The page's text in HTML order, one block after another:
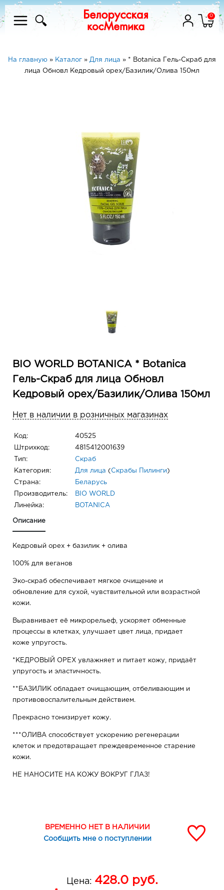
0
На главную » Каталог » Для лица » * Botanica Гель-Скраб для
лица Обновл Кедровый орех/Базилик/Олива 150мл
BIO WORLD BOTANICA * Botanica
Гель-Скраб для лица Обновл
Кедровый орех/Базилик/Олива 150мл
Нет в наличии в розничных магазинах
Код: 40525
Штрихкод: 4815412001639
Тип: Скраб
Категория: Для лица ( Скрабы Пилинги )
Страна: Беларусь
Производитель: BIO WORLD
Линейка: BOTANICA
Описание
Кедровый орех + базилик + олива
100% для веганов
Эко-скраб обеспечивает мягкое очищение и
обновление для сухой, чувствительной или возрастной
кожи.
Выравнивает её микрорельеф, ускоряет обменные
процессы в клетках, улучшает цвет лица, придает
коже упругость.
*КЕДРОВЫЙ ОРЕХ увлажняет и питает кожу, придаёт
упругость и эластичность.
**БАЗИЛИК обладает очищающим, отбеливающим и
противовоспалительным действием.
Прекрасно тонизирует кожу.
***ОЛИВА способствует ускорению регенерации
клеток и предотвращает преждевременное старение
кожи.
НЕ НАНОСИТЕ НА КОЖУ ВОКРУГ ГЛАЗ!
Состав: Aqua, Glycerin, Pumice,Cedrus, *Ocimum
Basilicum (Basil) Leaf Extract, ***Olea Europaea (Olive)
Ethylhexylglycerin, Tocopherol, Sodium Benzoate,
ВРЕМЕННО НЕТ В НАЛИЧИИ
Сообщить мне о поступлении
Цена: 428.0руб.